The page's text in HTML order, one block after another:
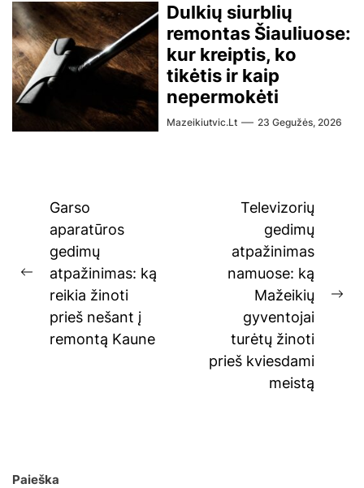
Dulkių siurblių
remontas Šiauliuose:
kur kreiptis, ko
tikėtis ir kaip
nepermokėti
Mazeikiutvic.lt 23 Gegužės, 2026
Navigacija
tarp
įrašų
Previous
post:
Garso
aparatūros
gedimų
atpažinimas: ką
reikia žinoti
prieš nešant į
remontą Kaune
Televizorių
gedimų
atpažinimas
namuose: ką
Mažeikių
gyventojai
turėtų žinoti
prieš kviesdami
meistą
Paieška